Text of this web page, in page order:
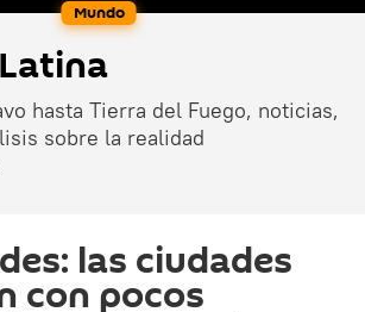
Mundo
hasta Tierra del Fuego, noticias,
sobre la realidad
las ciudades
con pocos